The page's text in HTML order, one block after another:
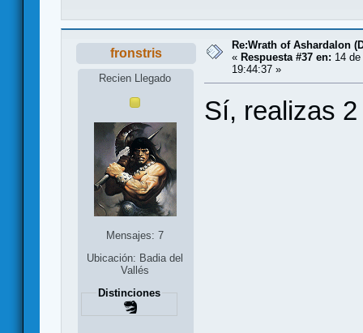
fronstris
Recien Llegado
Mensajes: 7
Ubicación: Badia del
Vallés
Distinciones
Re:Wrath of Ashardalon
« Respuesta #37 en: 14
19:44:37 »
Sí, realizas